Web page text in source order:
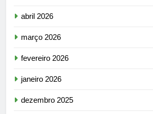
abril 2026
março 2026
fevereiro 2026
janeiro 2026
dezembro 2025